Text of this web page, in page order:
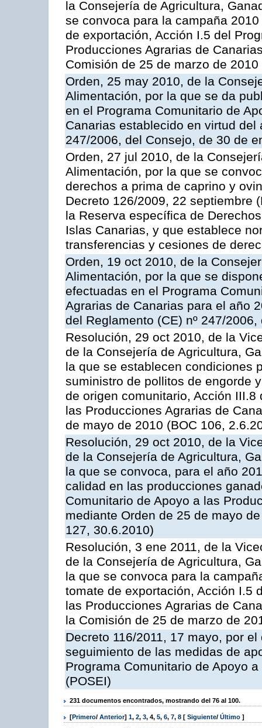
la Consejería de Agricultura,
se convoca para la campaña
de exportación, Acción I.5 del
Producciones Agrarias de
Comisión de 25 de marzo de 2010
Orden, 25 may 2010, de la
Alimentación, por la que se da
en el Programa Comunitario de
Canarias establecido en virtud del
247/2006, del Consejo, de 30 de
Orden, 27 jul 2010, de la
Alimentación, por la que se
derechos a prima de caprino y
Decreto 126/2009, 22 septiembre
la Reserva específica de
Islas Canarias, y que establece
transferencias y cesiones de
Orden, 19 oct 2010, de la
Alimentación, por la que se
efectuadas en el Programa
Agrarias de Canarias para el año
del Reglamento (CE) nº 247/
Resolución, 29 oct 2010, de la
de la Consejería de Agricultura,
la que se establecen condiciones
suministro de pollitos de engorde
de origen comunitario, Acción
las Producciones Agrarias de
de mayo de 2010 (BOC 106,
Resolución, 29 oct 2010, de la
de la Consejería de Agricultura,
la que se convoca, para el año
calidad en las producciones
Comunitario de Apoyo a las
mediante Orden de 25 de mayo
127, 30.6.2010)
Resolución, 3 ene 2011, de la
de la Consejería de Agricultura,
la que se convoca para la
tomate de exportación, Acción I.5
las Producciones Agrarias de
la Comisión de 25 de marzo de
Decreto 116/2011, 17 mayo, por
seguimiento de las medidas de
Programa Comunitario de Apoyo
(POSEI)
231 documentos encontrados, mostrando del 76 al 100.
[Primero/ Anterior] 1, 2, 3, 4, 5, 6, 7, 8 [ Siguiente/ Último ]